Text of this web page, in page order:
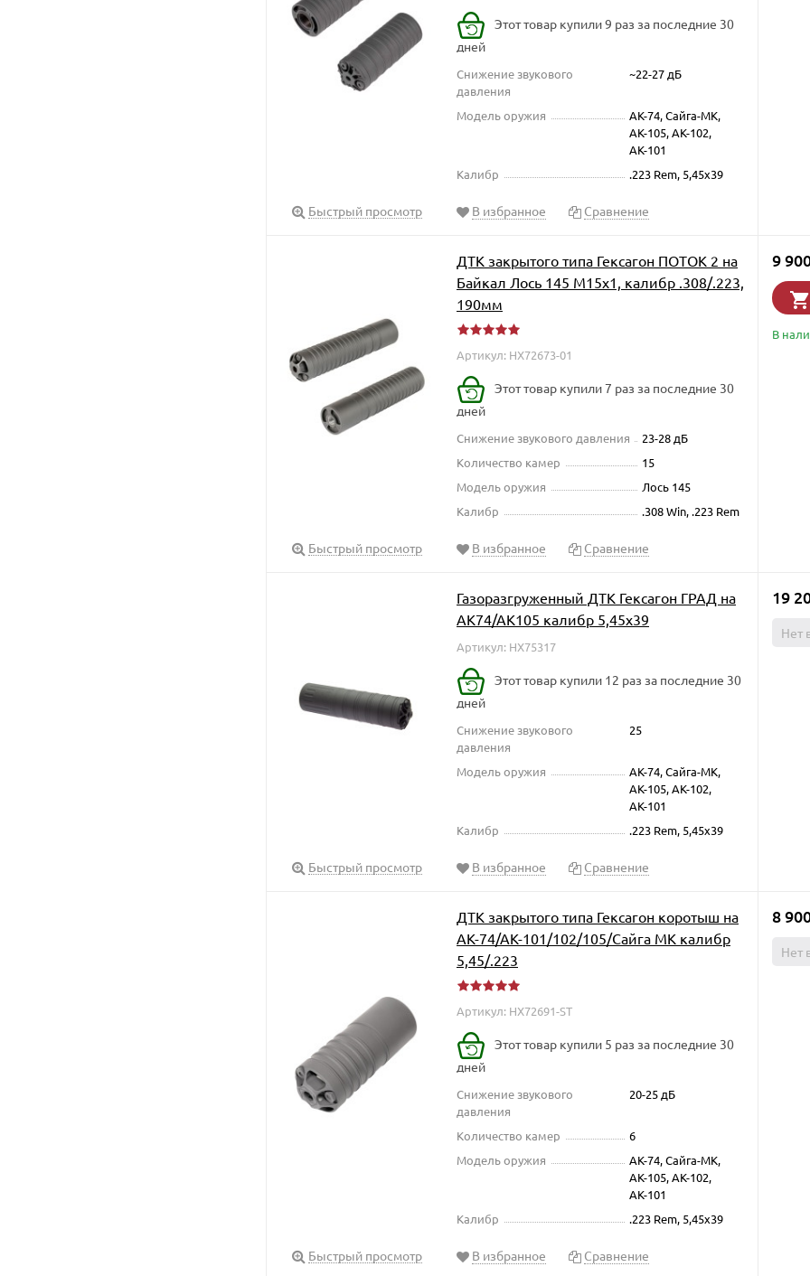
Этот товар купили 9 раз за последние 30
дней
Снижение звукового
давления
~22-27 дБ
Модель оружия
АК-74, Сайга-МК,
АК-105, АК-102,
АК-101
Калибр
.223 Rem, 5,45x39
Быстрый просмотр В избранное Сравнение
ДТК закрытого типа Гексагон ПОТОК 2 на
Байкал Лось 145 М15х1, калибр .308/.223,
190мм
Артикул: HX72673-01
Этот товар купили 7 раз за последние 30
дней
Снижение звукового давления
23-28 дБ
Количество камер
15
Модель оружия
Лось 145
Калибр
.308 Win, .223 Rem
9
В
Быстрый просмотр В избранное Сравнение
Газоразгруженный ДТК Гексагон ГРАД на
АК74/АК105 калибр 5,45х39
Артикул: HX75317
Этот товар купили 12 раз за последние 30
дней
Снижение звукового
давления
25
Модель оружия
АК-74, Сайга-МК,
АК-105, АК-102,
АК-101
Калибр
.223 Rem, 5,45x39
19
Нет
Быстрый просмотр В избранное Сравнение
ДТК закрытого типа Гексагон коротыш на
АК-74/АК-101/102/105/Сайга МК калибр
5,45/.223
Артикул: HX72691-ST
Этот товар купили 5 раз за последние 30
дней
Снижение звукового
давления
20-25 дБ
Количество камер
6
Модель оружия
АК-74, Сайга-МК,
АК-105, АК-102,
АК-101
Калибр
.223 Rem, 5,45x39
8
Нет
Быстрый просмотр В избранное Сравнение